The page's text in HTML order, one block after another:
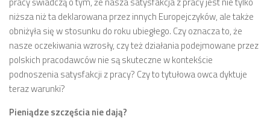
niższa niż ta deklarowana przez innych Europejczyków, ale także
obniżyła się w stosunku do roku ubiegłego. Czy oznacza to, że
nasze oczekiwania wzrosły, czy też działania podejmowane przez
polskich pracodawców nie są skuteczne w kontekście
podnoszenia satysfakcji z pracy? Czy to tytułowa owca dyktuje
teraz warunki?
Pieniądze szczęścia nie dają?